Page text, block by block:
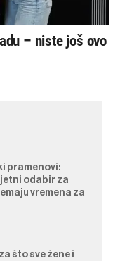
– niste još ovo
pramenovi:
odabir za
vremena za
što sve žene i